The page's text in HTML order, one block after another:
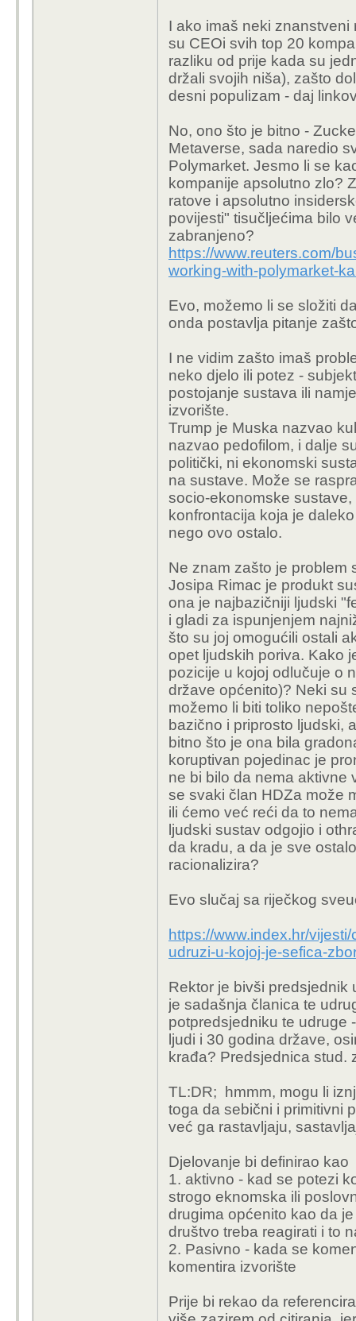
I ako imaš neki
su CEOi svih top 20
razliku od prije kada su
držali svojih niša), zašto
desni populizam - daj
No, ono što je bitno -
Metaverse, sada naredio
Polymarket. Jesmo li se
kompanije apsolutno zlo?
ratove i apsolutno
povijesti" tisučljećima bilo
zabranjeno?
https://www.reuters.com/
working-with-polymarket-
Evo, možemo li se složiti
onda postavlja pitanje
I ne vidim zašto imaš
neko djelo ili potez -
postojanje sustava ili
izvorište.
Trump je Muska nazvao
nazvao pedofilom, i dalje
politički, ni ekonomski
na sustave. Može se
socio-ekonomske
konfrontacija koja je
nego ovo ostalo.
Ne znam zašto je problem
Josipa Rimac je produkt
ona je najbazičniji ljudski
i gladi za ispunjenjem
što su joj omogućili ostali
opet ljudskih poriva. Kako
pozicije u kojoj odlučuje o
države općenito)? Neki su
možemo li biti toliko
bazično i priprosto ljudski,
bitno što je ona bila
koruptivan pojedinac je
ne bi bilo da nema aktivne
se svaki član HDZa može
ili ćemo već reći da to
ljudski sustav odgojio i
da kradu, a da je sve
racionalizira?
Evo slučaj sa riječkog
https://www.index.hr/
udruzi-u-kojoj-je-sefica-
Rektor je bivši
je sadašnja članica te
potpredsjedniku te udruge
ljudi i 30 godina države,
krađa? Predsjednica stud.
TL:DR; hmmm, mogu li
toga da sebični i primitivni
već ga rastavljaju,
Djelovanje bi definirao kao
1. aktivno - kad se potezi
strogo eknomska ili
drugima općenito kao da
društvo treba reagirati i to
2. Pasivno - kada se
komentira izvorište
Prije bi rekao da